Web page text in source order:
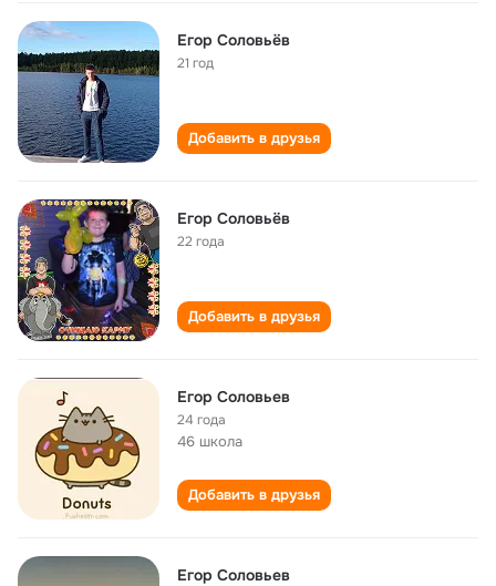
Егор Соловьëв
21 год
Добавить в друзья
Егор Соловьёв
22 года
Добавить в друзья
Егор Соловьев
24 года
46 школа
Добавить в друзья
Егор Соловьев